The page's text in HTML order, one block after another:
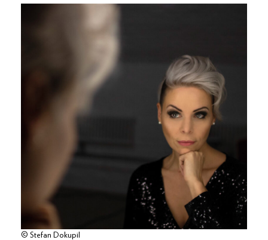
© Stefan Dokupil